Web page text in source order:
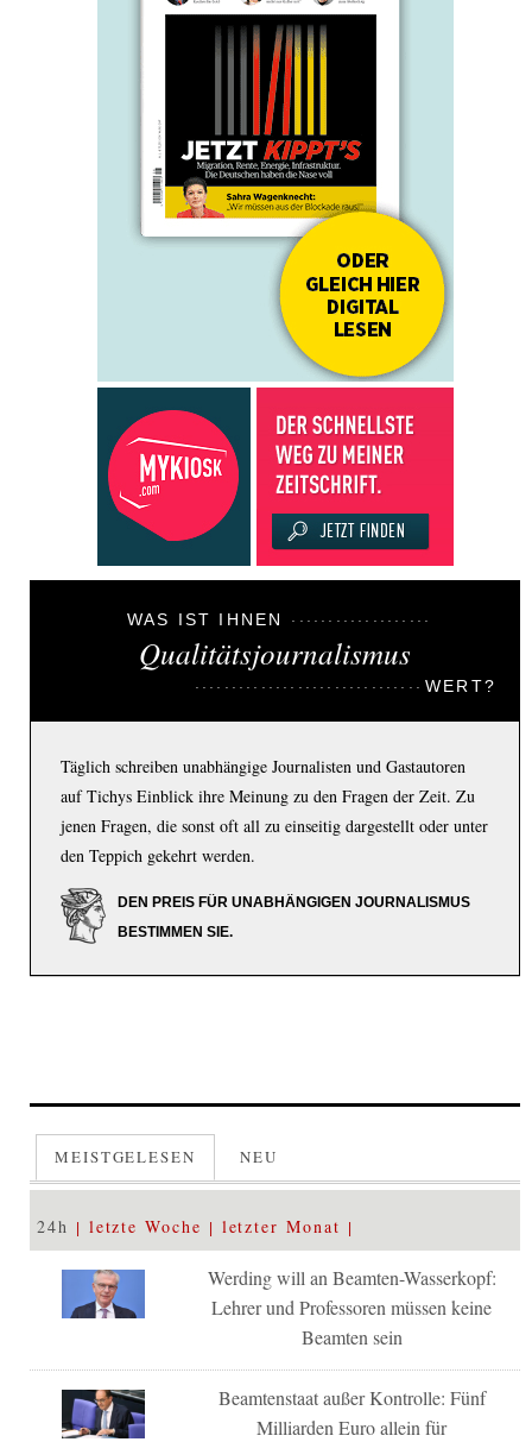
WAS IST IHNEN
Qualitätsjournalismus
WERT?
Täglich schreiben unabhängige Journalisten und Gastautoren
auf Tichys Einblick ihre Meinung zu den Fragen der Zeit. Zu
jenen Fragen, die sonst oft all zu einseitig dargestellt oder unter
den Teppich gekehrt werden.
DEN PREIS FÜR UNABHÄNGIGEN JOURNALISMUS
BESTIMMEN SIE.
MEISTGELESEN NEU
24h letzte Woche letzter Monat
Werding will an Beamten-Wasserkopf:
Lehrer und Professoren müssen keine
Beamten sein
Beamtenstaat außer Kontrolle: Fünf
Milliarden Euro allein für